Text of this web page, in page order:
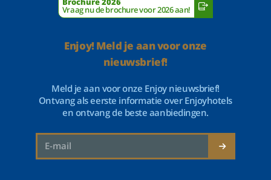
Vraag nu de brochure voor 2026 aan!
Enjoy! Meld je aan voor onze
nieuwsbrief!
Meld je aan voor onze Enjoy nieuwsbrief!
Ontvang als eerste informatie over Enjoyhotels
en ontvang de beste aanbiedingen.